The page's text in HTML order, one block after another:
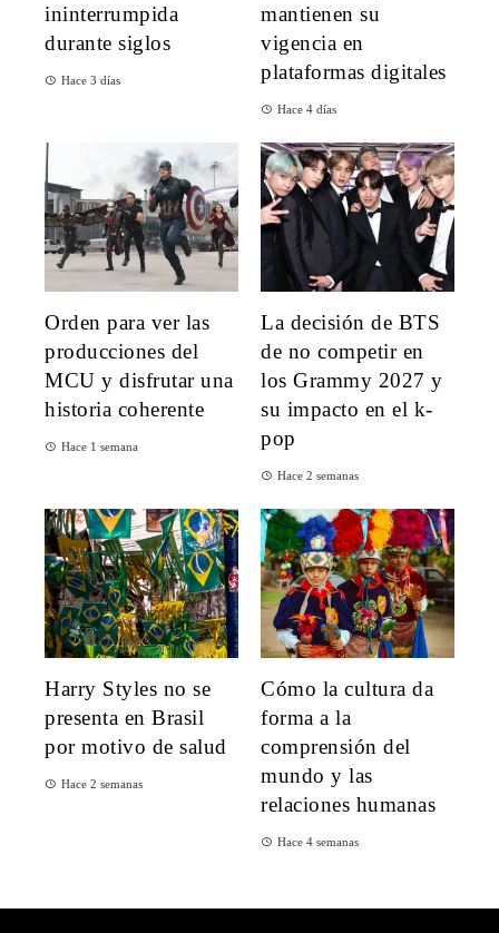
ininterrumpida
durante siglos
Hace 3 días
mantienen su
vigencia en
plataformas digitales
Hace 4 días
Orden para ver las
producciones del
MCU y disfrutar una
historia coherente
Hace 1 semana
La decisión de BTS
de no competir en
los Grammy 2027 y
su impacto en el k-
pop
Hace 2 semanas
Harry Styles no se
presenta en Brasil
por motivo de salud
Hace 2 semanas
Cómo la cultura da
forma a la
comprensión del
mundo y las
relaciones humanas
Hace 4 semanas